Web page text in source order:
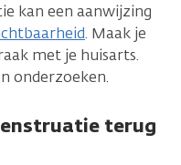
kan een aanwijzing
. Maak je
met je huisarts.
onderzoeken.
terug